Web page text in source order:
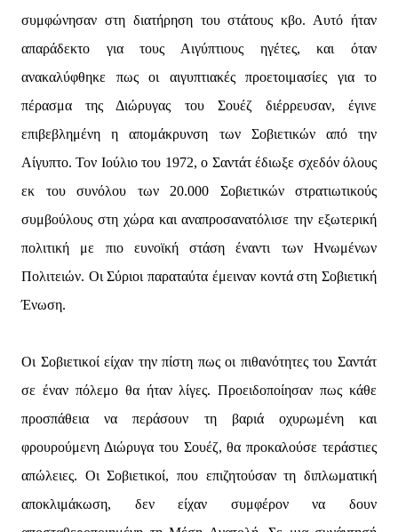
συμφώνησαν στη διατήρηση του στάτους κβο. Αυτό ήταν
απαράδεκτο για τους Αιγύπτιους ηγέτες, και όταν
ανακαλύφθηκε πως οι αιγυπτιακές προετοιμασίες για το
πέρασμα της Διώρυγας του Σουέζ διέρρευσαν, έγινε
επιβεβλημένη η απομάκρυνση των Σοβιετικών από την
Αίγυπτο. Τον Ιούλιο του 1972, ο Σαντάτ έδιωξε σχεδόν όλους
εκ του συνόλου των 20.000 Σοβιετικών στρατιωτικούς
συμβούλους στη χώρα και αναπροσανατόλισε την εξωτερική
πολιτική με πιο ευνοϊκή στάση έναντι των Ηνωμένων
Πολιτειών. Οι Σύριοι παραταύτα έμειναν κοντά στη Σοβιετική
Ένωση.
Οι Σοβιετικοί είχαν την πίστη πως οι πιθανότητες του Σαντάτ
σε έναν πόλεμο θα ήταν λίγες. Προειδοποίησαν πως κάθε
προσπάθεια να περάσουν τη βαριά οχυρωμένη και
φρουρούμενη Διώρυγα του Σουέζ, θα προκαλούσε τεράστιες
απώλειες. Οι Σοβιετικοί, που επιζητούσαν τη διπλωματική
αποκλιμάκωση, δεν είχαν συμφέρον να δουν